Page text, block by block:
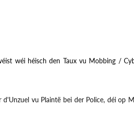
wéi héisch den Taux vu Mobbing /
vu Plaintë bei der Police, déi op